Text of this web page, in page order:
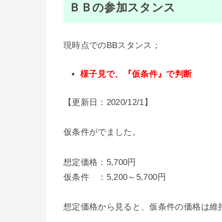
ＢＢの参加スタンス
現時点でのBBスタンス；
様子見で、『仮条件』で判断
【更新日：2020/12/1】
仮条件がでました。
想定価格：5,700円
仮条件 ：5,200～5,700円
想定価格から見ると、仮条件の価格は維